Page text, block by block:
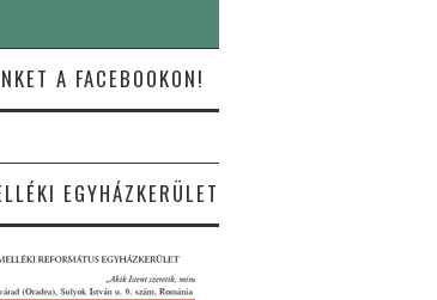
A FACEBOOKON!
EGYHÁZKERÜLET